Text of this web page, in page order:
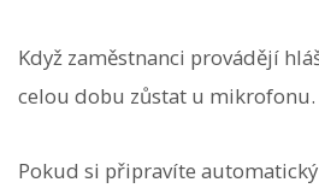
Když zaměstnanci provádějí
celou dobu zůstat u mikrofonu.
Pokud si připravíte